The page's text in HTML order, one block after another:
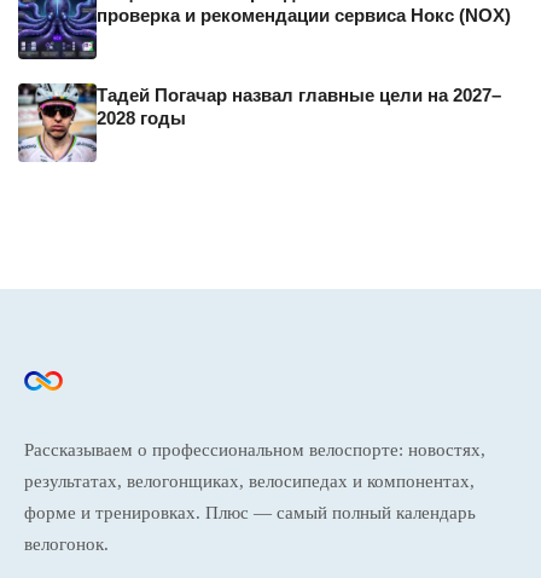
проверка и рекомендации сервиса Нокс (NOX)
Тадей Погачар назвал главные цели на 2027–
2028 годы
Рассказываем о профессиональном велоспорте: новостях,
результатах, велогонщиках, велосипедах и компонентах,
форме и тренировках. Плюс — самый полный календарь
велогонок.